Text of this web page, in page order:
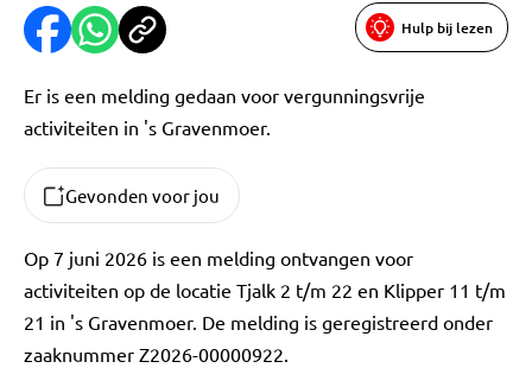
Hulp bij lezen
Er is een melding gedaan voor vergunningsvrije
activiteiten in 's Gravenmoer.
Gevonden voor jou
Op 7 juni 2026 is een melding ontvangen voor
activiteiten op de locatie Tjalk 2 t/m 22 en Klipper 11 t/m
21 in 's Gravenmoer. De melding is geregistreerd onder
zaaknummer Z2026-00000922.